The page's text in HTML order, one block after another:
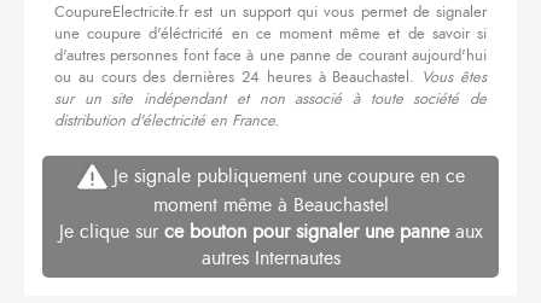
CoupureElectricite.fr est un support qui vous permet de signaler
une coupure d'éléctricité en ce moment même et de savoir si
d'autres personnes font face à une panne de courant aujourd'hui
ou au cours des dernières 24 heures à Beauchastel. Vous êtes
sur un site indépendant et non associé à toute société de
distribution d'électricité en France.
Je signale publiquement une coupure en ce
moment même à Beauchastel
Je clique sur ce bouton pour signaler une panneaux
autres Internautes